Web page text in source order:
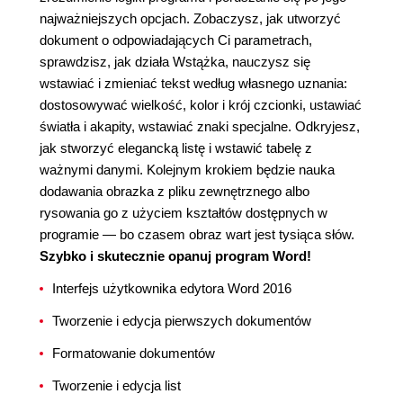
najważniejszych opcjach. Zobaczysz, jak utworzyć
dokument o odpowiadających Ci parametrach,
sprawdzisz, jak działa Wstążka, nauczysz się
wstawiać i zmieniać tekst według własnego uznania:
dostosowywać wielkość, kolor i krój czcionki, ustawiać
światła i akapity, wstawiać znaki specjalne. Odkryjesz,
jak stworzyć elegancką listę i wstawić tabelę z
ważnymi danymi. Kolejnym krokiem będzie nauka
dodawania obrazka z pliku zewnętrznego albo
rysowania go z użyciem kształtów dostępnych w
programie — bo czasem obraz wart jest tysiąca słów.
Szybko i skutecznie opanuj program Word!
Interfejs użytkownika edytora Word 2016
Tworzenie i edycja pierwszych dokumentów
Formatowanie dokumentów
Tworzenie i edycja list